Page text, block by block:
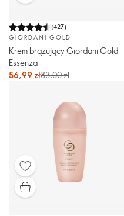
(427)
GIORDANI GOLD
Krem brązujący Giordani Gold
Essenza
56,99 zł83,00 zł